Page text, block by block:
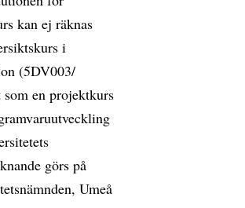
kan ej räknas
i
(5DV003/
en projektkurs
görs på
Umeå